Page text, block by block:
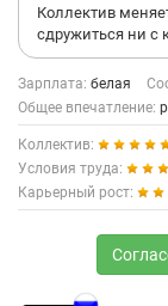
Коллектив
сдружиться ни
Зарплата: белая
Общее впечатление:
Коллектив:
Условия труда:
Карьерный рост: